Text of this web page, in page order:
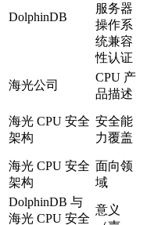
DolphinDB
服务器
操作系
统兼容
性认证
海光公司
CPU 产
品描述
海光 CPU 安全
架构
安全能
力覆盖
海光 CPU 安全
架构
面向领
域
DolphinDB 与
海光 CPU 安全
意义